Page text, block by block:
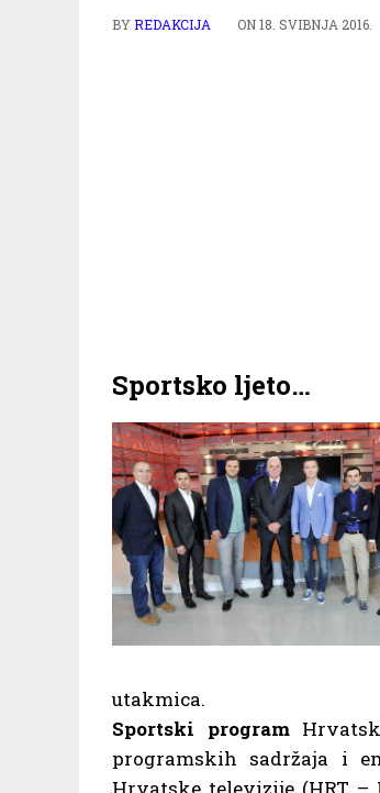
BYREDAKCIJA ON18. SVIBNJA 2016.
Sportsko ljeto…
utakmica.
Sportski program
programskih sadržaja i
Hrvatske televizije (HRT